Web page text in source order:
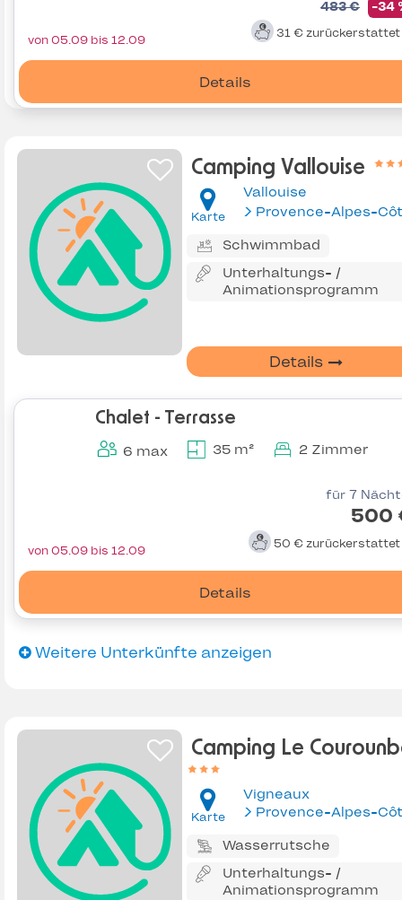
483 € -34
31 € zurückerstattet
Details
von 05.09 bis 12.09
Camping Vallouise
Karte
Vallouise
Schwimmbad
Unterhaltungs- /
Animationsprogramm
Details
Chalet - Terrasse
6 max 35 m² 2 Zimmer
für 7
500
50 € zurückerstattet
Details
von 05.09 bis 12.09
Weitere Unterkünfte anzeigen
Camping Le
Karte
Vigneaux
Wasserrutsche
Unterhaltungs- /
Animationsprogramm